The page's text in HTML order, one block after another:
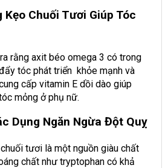
Chuối Tươi Giúp Tóc
rằng axit béo omega 3 có trong
tóc phát triển khỏe mạnh và
cấp vitamin E dồi dào giúp
mỏng ở phụ nữ.
Dụng Ngăn Ngừa Đột Quỵ
tươi là một nguồn giàu chất
chất như tryptophan có khả